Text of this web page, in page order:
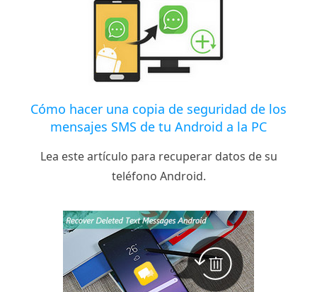
Cómo hacer una copia de seguridad de los
mensajes SMS de tu Android a la PC
Lea este artículo para recuperar datos de su
teléfono Android.